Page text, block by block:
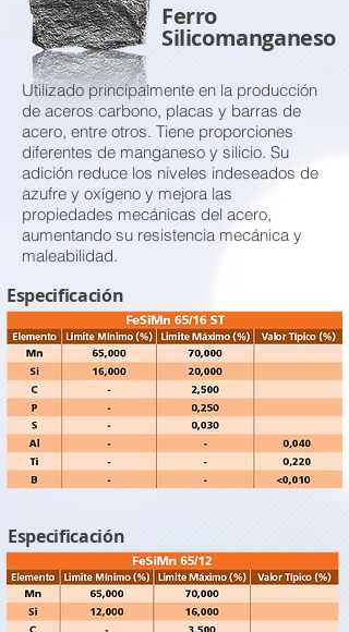
Utilizado principalmente en la producción
de aceros carbono, placas y barras de
acero, entre otros. Tiene proporciones
diferentes de manganeso y silicio. Su
adición reduce los niveles indeseados de
azufre y oxígeno y mejora las
propiedades mecánicas del acero,
aumentando su resistencia mecánica y
maleabilidad.
Ferro
Silicomanganeso
Especificación
Especificación